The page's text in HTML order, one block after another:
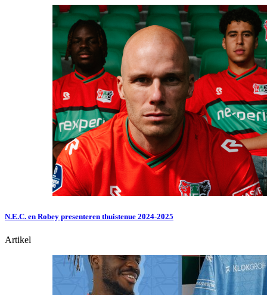
N.E.C. en Robey presenteren thuistenue 2024-2025
Artikel